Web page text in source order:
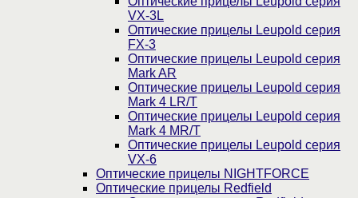
VX-3L
Оптические прицелы Leupold серия
FX-3
Оптические прицелы Leupold серия
Mark AR
Оптические прицелы Leupold серия
Mark 4 LR/T
Оптические прицелы Leupold серия
Mark 4 MR/T
Оптические прицелы Leupold серия
VX-6
Оптические прицелы NIGHTFORCE
Оптические прицелы Redfield